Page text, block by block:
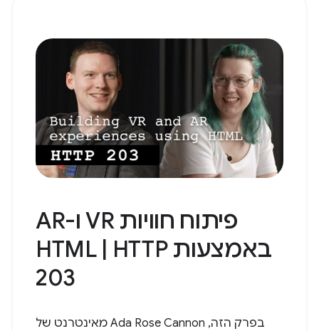
פיתוח חוויות VR ו-AR
באמצעות HTML | HTTP
203
בפרק הזה, Ada Rose Cannon מאינטרנט של